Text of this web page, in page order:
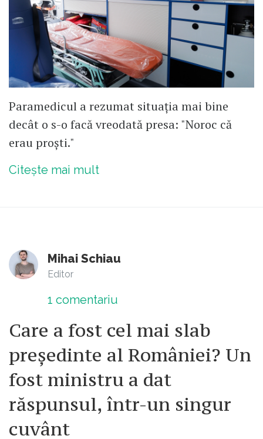
Paramedicul a rezumat situația mai bine
decât o s-o facă vreodată presa: "Noroc că
erau proști."
Citește mai mult
Mihai Schiau
Editor
1 comentariu
Care a fost cel mai slab
președinte al României? Un
fost ministru a dat
răspunsul, într-un singur
cuvânt